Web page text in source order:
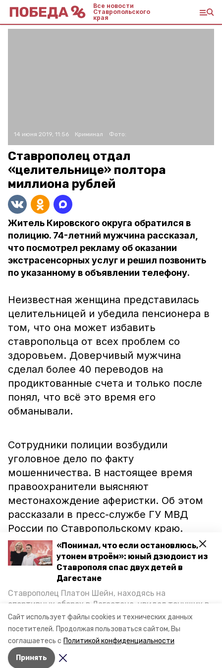
Сайт использует файлы cookies и технических данных
посетителей. Продолжая пользоваться сайтом, Вы
соглашаетесь с Политикой конфиденциальности
Принять
«Понимал, что если остановлюсь,
утонем втроём»: юный дзюдоист из
Ставрополя спас двух детей в
Дагестане
Ставрополец Платон Шейн, находясь на
спортивных сборах в Дегестане, увидел тонущих в
Каспийском море детей и бросился на помощь. По
возвращении домой, отважного мальчика
пригласили в министерство образования края и
наградили. Корреспондент «Победы26» пообщался
с юным героем.
Все новости
Ставропольского
края
14 июня 2019, 11:56 Криминал Фото:
Ставрополец отдал
«целительнице» полтора
миллиона рублей
Житель Кировского округа обратился в
полицию. 74-летний мужчина рассказал,
что посмотрел рекламу об оказании
экстрасенсорных услуг и решил позвонить
по указанному в объявлении телефону.
Неизвестная женщина представилась
целительницей и убедила пенсионера в
том, что она может избавить
ставропольца от всех проблем со
здоровьем. Доверчивый мужчина
сделал более 40 переводов на
продиктованные счета и только после
понял, что всё это время его
обманывали.
Сотрудники полиции возбудили
уголовное дело по факту
мошенничества. В настоящее время
правоохранители выясняют
местонахождение аферистки. Об этом
рассказали в пресс-службе ГУ МВД
России по Ставропольскому краю.
Ранее сообщалось, что в Курском
орудовалидва мошенника,
которые незаконно обогатились на три
миллиона рублей. Тем временем
житель Ставропольяпритворился
банкиром и обманом забрал у
пенсионера 40 тысяч рублей.